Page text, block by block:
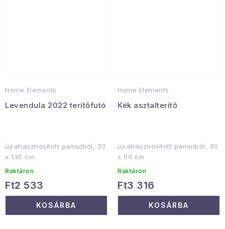
Home Elements
Levendula 2022 terítőfutó
újrahasznosított pamutból, 33
x 130 cm
Raktáron
Ft2 533
KOSÁRBA
Home Elements
Kék asztalterítő
újrahasznosított pamutból, 90
x 90 cm
Raktáron
Ft3 316
KOSÁRBA